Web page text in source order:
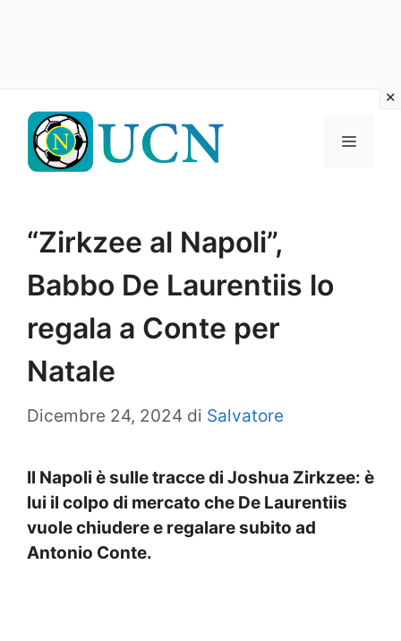
contenuto
Menu
“Zirkzee al Napoli”,
Babbo De Laurentiis lo
regala a Conte per
Natale
Dicembre 24, 2024 di Salvatore
Il Napoli è sulle tracce di Joshua Zirkzee: è
lui il colpo di mercato che De Laurentiis
vuole chiudere e regalare subito ad
Antonio Conte.